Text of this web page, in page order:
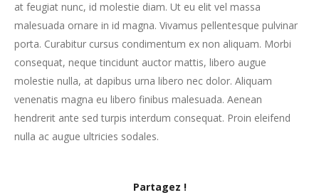
at feugiat nunc, id molestie diam. Ut eu elit vel massa
malesuada ornare in id magna. Vivamus pellentesque pulvinar
porta. Curabitur cursus condimentum ex non aliquam. Morbi
consequat, neque tincidunt auctor mattis, libero augue
molestie nulla, at dapibus urna libero nec dolor. Aliquam
venenatis magna eu libero finibus malesuada. Aenean
hendrerit ante sed turpis interdum consequat. Proin eleifend
nulla ac augue ultricies sodales.
Partagez !